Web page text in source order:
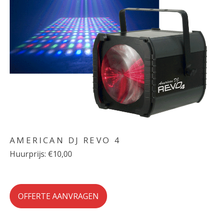
AMERICAN DJ REVO 4
Huurprijs: €10,00
OFFERTE AANVRAGEN